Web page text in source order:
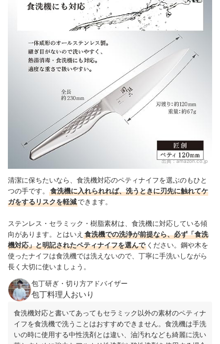
出典：amazon.co.jp
清潔に保ちたいなら、食洗機対応のペティナイフを選ぶのもひと
つの手です。
食洗機に入れられれば、洗うときに刃先に触れてケ
ガをするリスクを軽減できます。
ステンレス・セラミック・樹脂素材は、食洗機に対応している傾
向があります。とはいえ 食洗機での洗浄が前提なら、必ず「食洗
機対応」と明記されたペティナイフを選んで ください。鋼や木を
使ったナイフは食洗機では洗えないので、丁寧に手洗いしながら
長く大切に使いましょう。
包丁研ぎ・切り方アドバイザー
包丁料理人おいり
食洗機対応と書いてあってもセラミック以外の素材のペティナ
イフを食洗機で洗うことはおすすめできません。 食洗機は手洗
いの時に使用する中性洗剤とは違い、油汚れなども綺麗に洗い